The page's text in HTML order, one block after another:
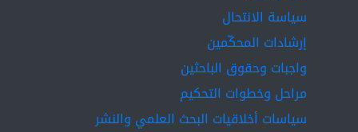
سياسة الانتحال
إرشادات المحكّمين
واجبات وحقوق الباحثين
مراحل وخطوات التحكيم
سياسات أخلاقيات البحث العلمي والنشر